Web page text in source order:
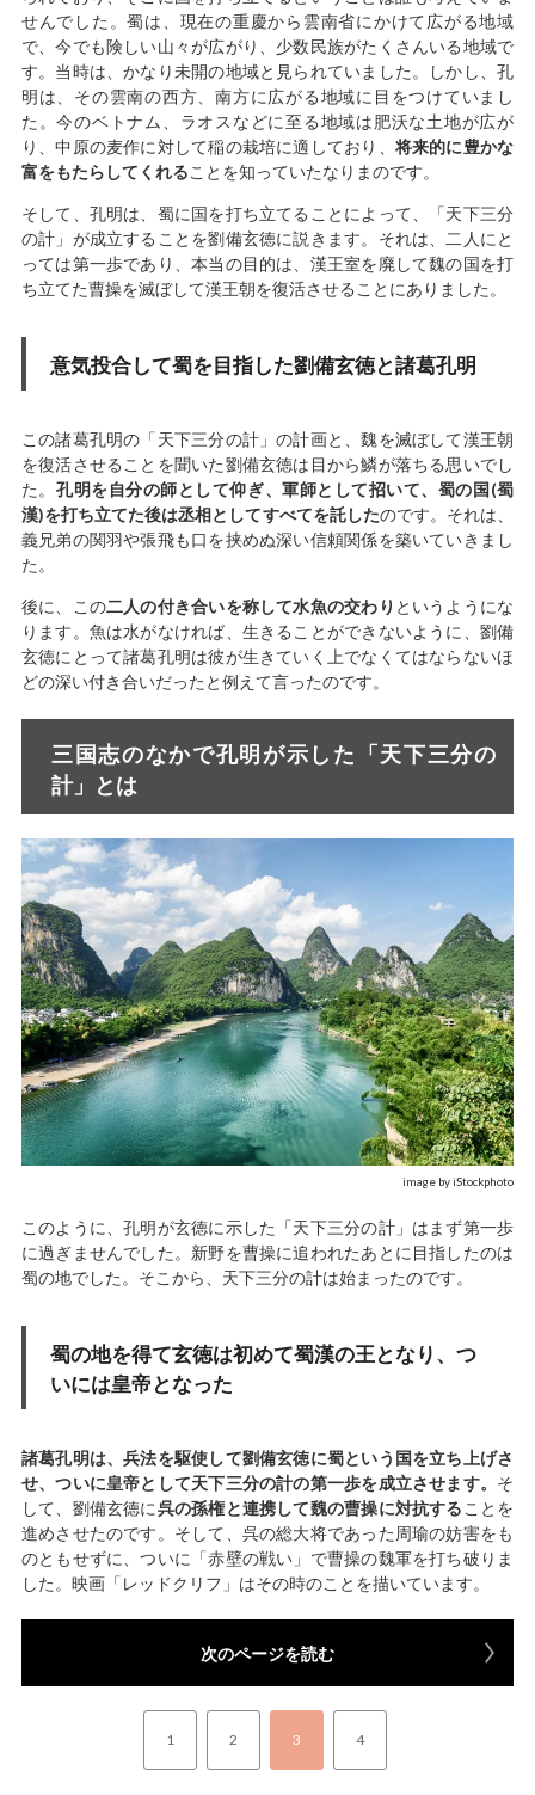
せんでした。蜀は、現在の重慶から雲南省にかけて広がる地域
で、今でも険しい山々が広がり、少数民族がたくさんいる地域で
す。当時は、かなり未開の地域と見られていました。しかし、孔
明は、その雲南の西方、南方に広がる地域に目をつけていまし
た。今のベトナム、ラオスなどに至る地域は肥沃な土地が広が
り、中原の麦作に対して稲の栽培に適しており、 将来的に豊かな
富をもたらしてくれることを知っていたなりまのです。
そして、孔明は、蜀に国を打ち立てることによって、「天下三分
の計」が成立することを劉備玄徳に説きます。それは、二人にと
っては第一歩であり、本当の目的は、漢王室を廃して魏の国を打
ち立てた曹操を滅ぼして漢王朝を復活させることにありました。
意気投合して蜀を目指した劉備玄徳と諸葛孔明
この諸葛孔明の「天下三分の計」の計画と、魏を滅ぼして漢王朝
を復活させることを聞いた劉備玄徳は目から鱗が落ちる思いでし
た。 孔明を自分の師として仰ぎ、軍師として招いて、蜀の国(蜀
漢)を打ち立てた後は丞相としてすべてを託したのです。それは、
義兄弟の関羽や張飛も口を挟めぬ深い信頼関係を築いていきまし
た。
後に、この二人の付き合いを称して水魚の交わり というようにな
ります。魚は水がなければ、生きることができないように、劉備
玄徳にとって諸葛孔明は彼が生きていく上でなくてはならないほ
どの深い付き合いだったと例えて言ったのです。
三国志のなかで孔明が示した「天下三分の
計」とは
image by iStockphoto
このように、孔明が玄徳に示した「天下三分の計」はまず第一歩
に過ぎませんでした。新野を曹操に追われたあとに目指したのは
蜀の地でした。そこから、天下三分の計は始まったのです。
蜀の地を得て玄徳は初めて蜀漢の王となり、つ
いには皇帝となった
諸葛孔明は、兵法を駆使して劉備玄徳に蜀という国を立ち上げさ
せ、ついに皇帝として天下三分の計の第一歩を成立させます。 そ
して、劉備玄徳に呉の孫権と連携して魏の曹操に対抗する ことを
進めさせたのです。そして、呉の総大将であった周瑜の妨害をも
のともせずに、ついに「赤壁の戦い」で曹操の魏軍を打ち破りま
した。映画「レッドクリフ」はその時のことを描いています。
次のページを読む
1 2 3 4